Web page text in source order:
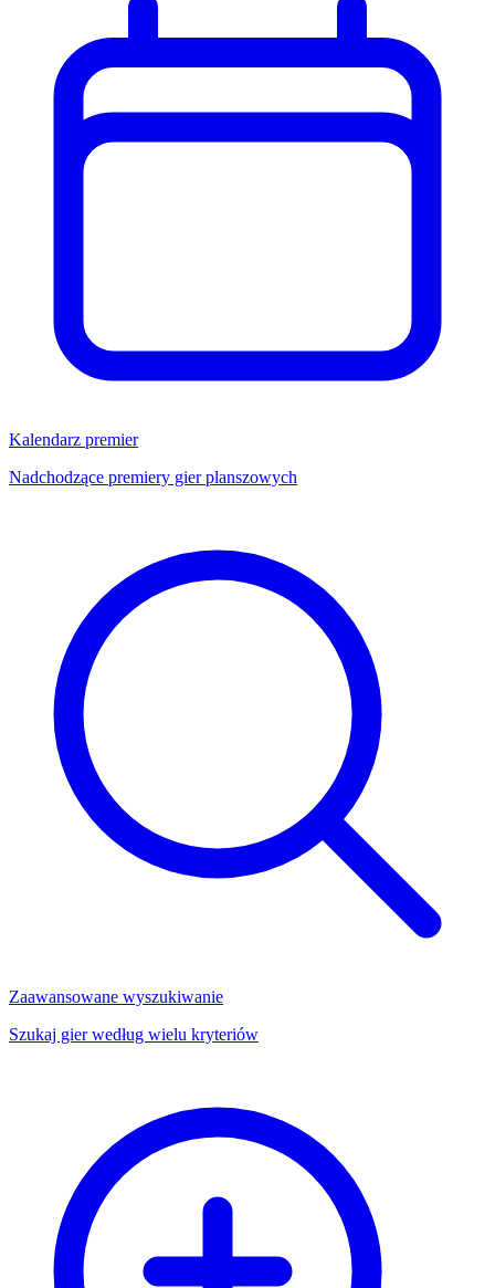
Kalendarz premier
Nadchodzące premiery gier planszowych
Zaawansowane wyszukiwanie
Szukaj gier według wielu kryteriów